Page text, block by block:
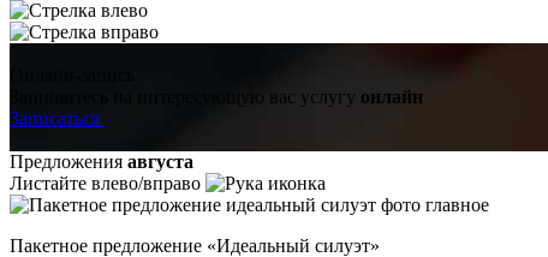
Запишитесь на интересующую вас услугу онлайн
Записаться
Предложения августа
Листайте влево/вправо
Пакетное предложение «Идеальный силуэт»